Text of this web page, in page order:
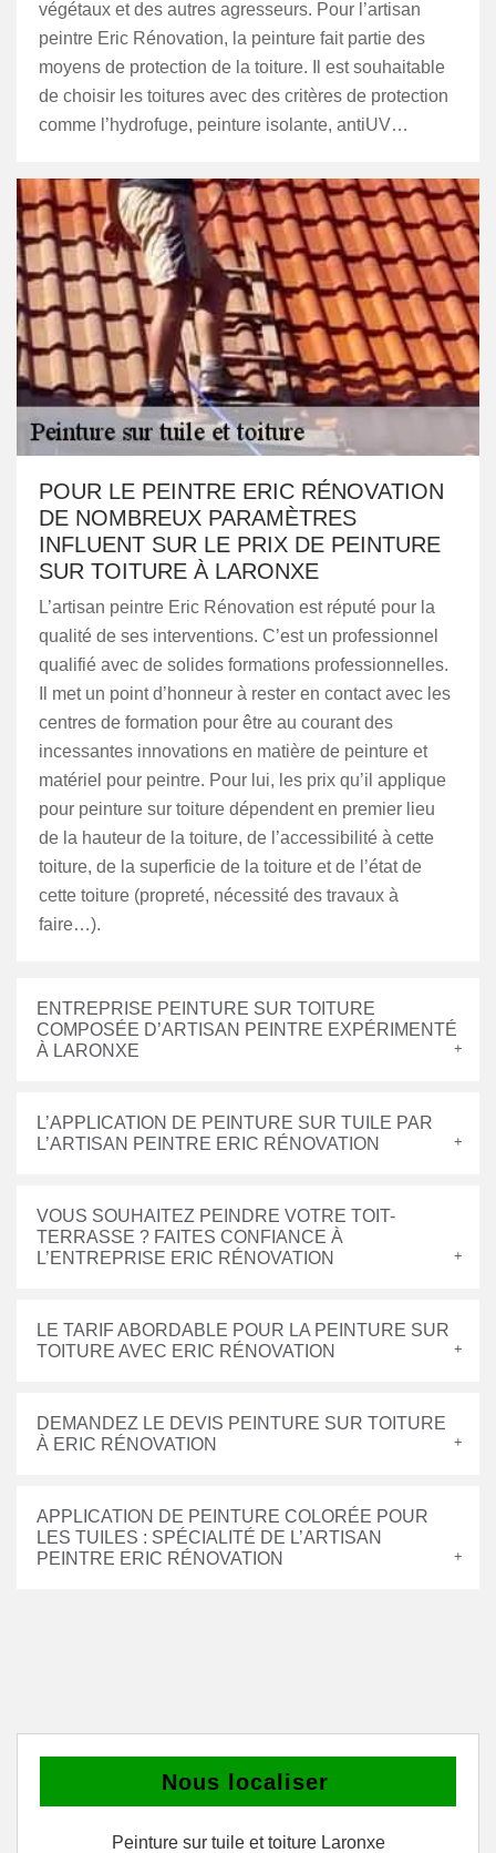
végétaux et des autres agresseurs. Pour l’artisan
peintre Eric Rénovation, la peinture fait partie des
moyens de protection de la toiture. Il est souhaitable
de choisir les toitures avec des critères de protection
comme l’hydrofuge, peinture isolante, antiUV…
POUR LE PEINTRE ERIC RÉNOVATION
DE NOMBREUX PARAMÈTRES
INFLUENT SUR LE PRIX DE PEINTURE
SUR TOITURE À LARONXE
L’artisan peintre Eric Rénovation est réputé pour la
qualité de ses interventions. C’est un professionnel
qualifié avec de solides formations professionnelles.
Il met un point d’honneur à rester en contact avec les
centres de formation pour être au courant des
incessantes innovations en matière de peinture et
matériel pour peintre. Pour lui, les prix qu’il applique
pour peinture sur toiture dépendent en premier lieu
de la hauteur de la toiture, de l’accessibilité à cette
toiture, de la superficie de la toiture et de l’état de
cette toiture (propreté, nécessité des travaux à
faire…).
ENTREPRISE PEINTURE SUR TOITURE
COMPOSÉE D’ARTISAN PEINTRE EXPÉRIMENTÉ
À LARONXE
L’APPLICATION DE PEINTURE SUR TUILE PAR
L’ARTISAN PEINTRE ERIC RÉNOVATION
VOUS SOUHAITEZ PEINDRE VOTRE TOIT-
TERRASSE ? FAITES CONFIANCE À
L’ENTREPRISE ERIC RÉNOVATION
LE TARIF ABORDABLE POUR LA PEINTURE SUR
TOITURE AVEC ERIC RÉNOVATION
DEMANDEZ LE DEVIS PEINTURE SUR TOITURE
À ERIC RÉNOVATION
APPLICATION DE PEINTURE COLORÉE POUR
LES TUILES : SPÉCIALITÉ DE L’ARTISAN
PEINTRE ERIC RÉNOVATION
Nous localiser
Peinture sur tuile et toiture Laronxe